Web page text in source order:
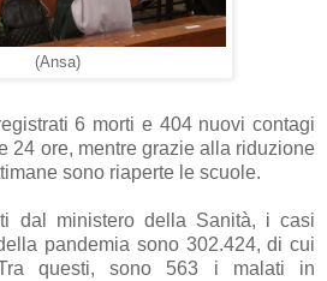
(Ansa)
6 morti e 404 nuovi contagi
24 ore, mentre grazie alla riduzione
sono riaperte le scuole.
dal ministero della Sanità, i casi
pandemia sono 302.424, di cui
questi, sono 563 i malati in